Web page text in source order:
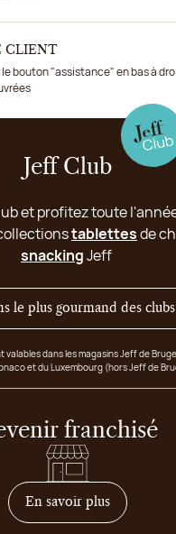
CLIENT
bouton "assistance" en bas à
Jeff Club
et profitez toute
tablettesde
snackingJeff
le plus gourmand des clubs
valables dans les magasins Jeff de
et du Luxembourg (hors Jeff de
franchisé
En savoir plussur